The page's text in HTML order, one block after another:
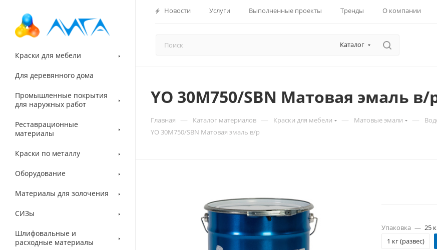
Новости Услуги Выполненные проекты Тренды О компании
Каталог
Краски для мебели
Для деревянного дома
Промышленные покрытия
для наружных работ
Реставрационные
материалы
Краски по металлу
Оборудование
Материалы для золочения
СИЗы
Шлифовальные и
расходные материалы
YO 30M750/SBN Матовая эмаль в/
Главная — Каталог материалов — Краски для мебели — Матовые эмали —
YO 30M750/SBN Матовая эмаль в/р
Упаковка — 25
1 кг (развес)